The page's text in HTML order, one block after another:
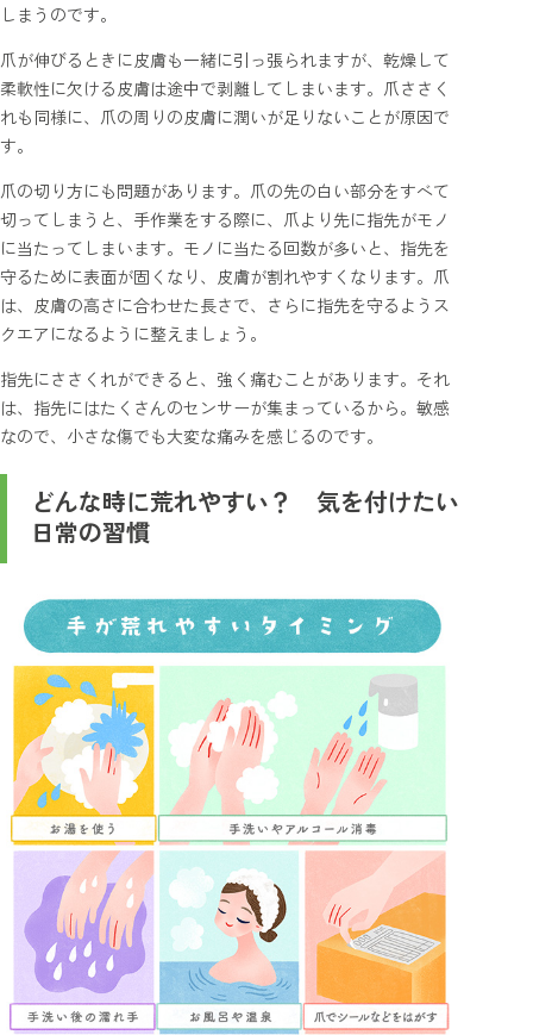
しまうのです。
爪が伸びるときに皮膚も一緒に引っ張られますが、乾燥して
柔軟性に欠ける皮膚は途中で剥離してしまいます。爪ささく
れも同様に、爪の周りの皮膚に潤いが足りないことが原因で
す。
爪の切り方にも問題があります。爪の先の白い部分をすべて
切ってしまうと、手作業をする際に、爪より先に指先がモノ
に当たってしまいます。モノに当たる回数が多いと、指先を
守るために表面が固くなり、皮膚が割れやすくなります。爪
は、皮膚の高さに合わせた長さで、さらに指先を守るようス
クエアになるように整えましょう。
指先にささくれができると、強く痛むことがあります。それ
は、指先にはたくさんのセンサーが集まっているから。敏感
なので、小さな傷でも大変な痛みを感じるのです。
どんな時に荒れやすい？ 気を付けたい
日常の習慣